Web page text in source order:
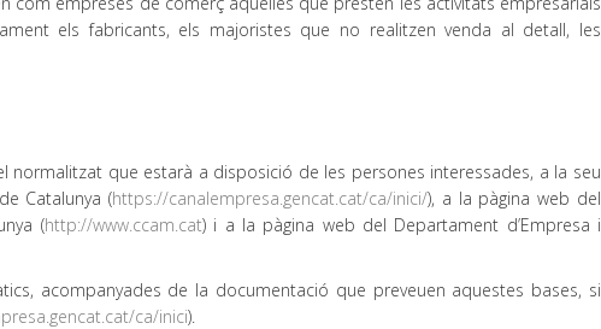
els fabricants, els majoristes que no realitzen venda al detall, les
normalitzat que estarà a disposició de les persones interessades, a la seu
Catalunya (https://canalempresa.gencat.cat/ca/inici/), a la pàgina web del
(http://www.ccam.cat) i a la pàgina web del Departament d’Empresa i
acompanyades de la documentació que preveuen aquestes bases, si
ca/inici).